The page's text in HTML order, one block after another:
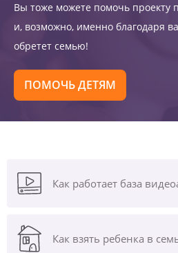
Вы тоже можете помочь проекту
и, возможно, именно благодаря
обретет семью!
ПОМОЧЬ ДЕТЯМ
Как работает база
Как взять ребенка в